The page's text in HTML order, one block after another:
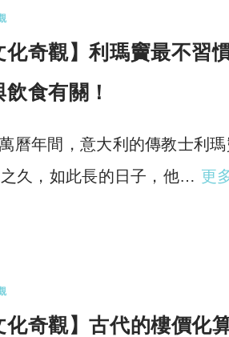
化奇觀】利瑪竇最不習
飲食有關！
曆年間，意大利的傳教士利
久，如此長的日子，他… 更
化奇觀】古代的樓價化